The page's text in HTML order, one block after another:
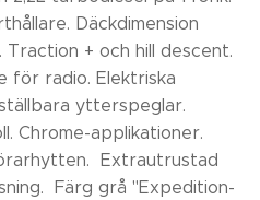
Däckdimension
+ och hill descent.
för radio. Elektriska
ytterspeglar.
Chrome-applikationer.
Extrautrustad
Färg grå "Expedition-